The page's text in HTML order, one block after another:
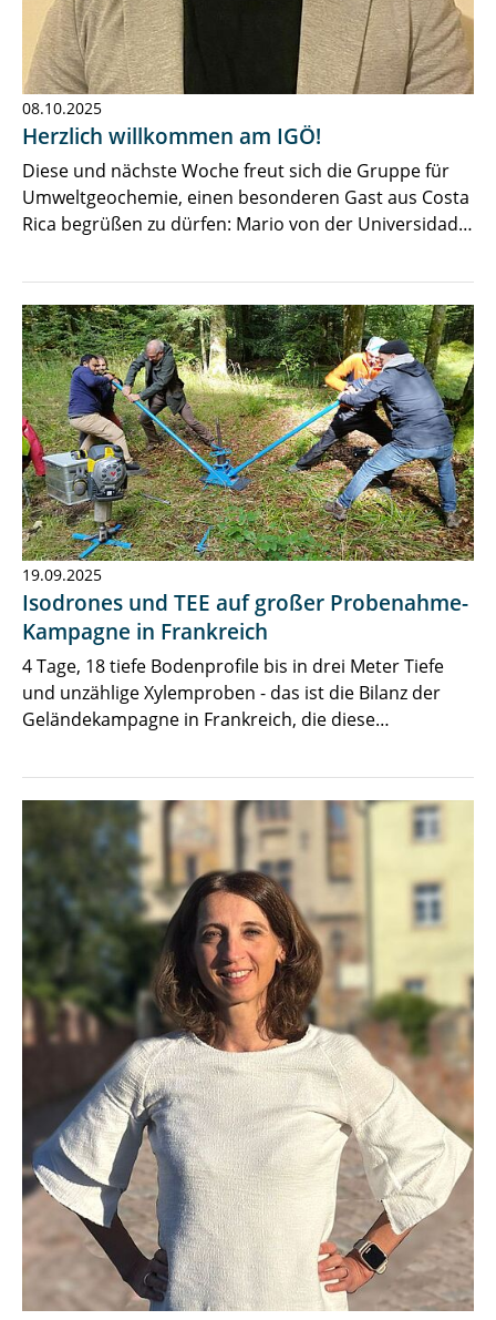
08.10.2025
Herzlich willkommen am IGÖ!
Diese und nächste Woche freut sich die Gruppe für
Umweltgeochemie, einen besonderen Gast aus Costa
Rica begrüßen zu dürfen: Mario von der Universidad…
19.09.2025
Isodrones und TEE auf großer Probenahme-
Kampagne in Frankreich
4 Tage, 18 tiefe Bodenprofile bis in drei Meter Tiefe
und unzählige Xylemproben - das ist die Bilanz der
Geländekampagne in Frankreich, die diese…